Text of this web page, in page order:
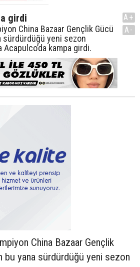
girdi
China Bazaar Gençlik Gücü
sürdürdüğü yeni sezon
Acapulco’da kampa girdi.
A+
A-
China Bazaar Gençlik
bu yana sürdürdüğü yeni sezon